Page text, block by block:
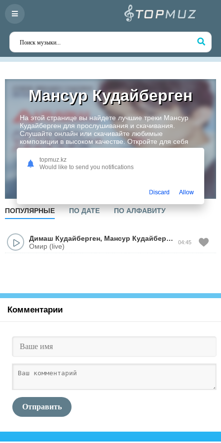
Мансур Кудайберген
На этой странице вы найдете лучшие треки Мансур
Кудайберген для прослушивания и скачивания.
Слушайте онлайн или скачивайте любимые
композиции в высоком качестве. Откройте для себя
творчество одного из самых перспективных артистов
Казахстана!
ПОПУЛЯРНЫЕ ПО ДАТЕ ПО АЛФАВИТУ
Димаш Кудайберген, Мансур Кудайберген
Омир (live)
04:45
Комментарии
Отправить
topmuz.kz
Would like to send you notifications
Discard Allow